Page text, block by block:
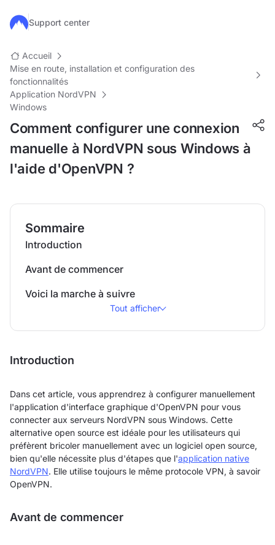
Passer au contenu principal
Support center
Accueil
Mise en route, installation et configuration des
fonctionnalités
Application NordVPN
Windows
Comment configurer une connexion
manuelle à NordVPN sous Windows à
l'aide d'OpenVPN ?
Sommaire
Introduction
Avant de commencer
Voici la marche à suivre
Tout afficher
Introduction
Dans cet article, vous apprendrez à configurer manuellement
l'application d'interface graphique d'OpenVPN pour vous
connecter aux serveurs NordVPN sous Windows. Cette
alternative open source est idéale pour les utilisateurs qui
préfèrent bricoler manuellement avec un logiciel open source,
bien qu'elle nécessite plus d'étapes que l'application native
NordVPN. Elle utilise toujours le même protocole VPN, à savoir
OpenVPN.
Avant de commencer